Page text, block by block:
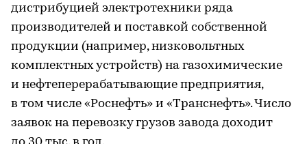
дистрибуцией электротехники ряда
производителей и поставкой собственной
продукции (например, низковольтных
комплектных устройств) на газохимические
и нефтеперерабатывающие предприятия,
в том числе «Роснефть» и «Транснефть». Число
заявок на перевозку грузов завода доходит